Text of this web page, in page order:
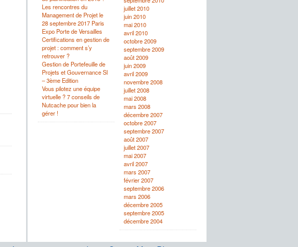
Les rencontres du
Management de Projet le
28 septembre 2017 Paris
Expo Porte de Versailles
Certifications en gestion de
projet : comment s’y
retrouver ?
Gestion de Portefeuille de
Projets et Gouvernance SI
– 3ème Edition
Vous pilotez une équipe
virtuelle ? 7 conseils de
Nutcache pour bien la
gérer !
juillet 2010
juin 2010
mai 2010
avril 2010
octobre 2009
septembre 2009
août 2009
juin 2009
avril 2009
novembre 2008
juillet 2008
mai 2008
mars 2008
décembre 2007
octobre 2007
septembre 2007
août 2007
juillet 2007
mai 2007
avril 2007
mars 2007
février 2007
septembre 2006
mars 2006
décembre 2005
septembre 2005
décembre 2004